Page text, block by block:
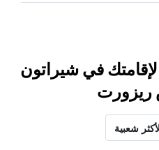
في شيراتون
ريزورت
شعبية